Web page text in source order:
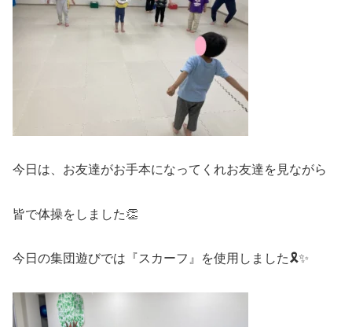
今日は、お友達がお手本になってくれお友達を見ながら
皆で体操をしました👏
今日の集団遊びでは『スカーフ』を使用しました🎗️✨